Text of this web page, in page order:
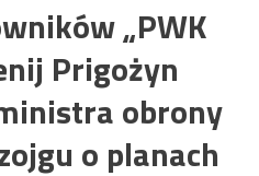
„PWK
Prigożyn
obrony
o planach